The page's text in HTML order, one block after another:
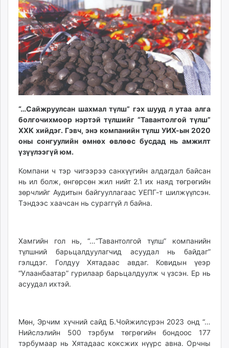
ikon.mn
mnb.mn
Livetv.mn
Eguur.mn
24tsag.mn
shuud.mn
eagle.mn
ergelt.mn
zarig.mn
today.mn
zuv.mn
mminfo.mn
urlag.mn
unen.mn
asu.mn
unuudur.mn
isee.mn
mglradio.com
fact.mn
itoim.mn
times.mn
tvmongolia.mn
“…Сайжруулсан шахмал түлш” гэх шууд л утаа алга
болгочихмоор нэртэй түлшийг “Тавантолгой түлш”
ХХК хийдэг. Гэвч, энэ компанийн түлш УИХ-ын 2020
оны сонгуулийн өмнөх өвлөөс бусдад нь амжилт
үзүүлээгүй юм.
Компани ч тэр чигээрээ санхүүгийн алдагдал байсан
нь ил болж, өнгөрсөн жил нийт 2.1 их наяд төгрөгийн
зөрчлийг Аудитын байгууллагаас УЕПГ-т шилжүүлсэн.
Тэндээс хаачсан нь сураггүй л байна.
Хамгийн гол нь, “…“Тавантолгой түлш” компанийн
түлшний барьцалдуулагчид асуудал нь байдаг”
гэлцдэг. Голдуу Хятадаас авдаг. Ковидын үеэр
“Улаанбаатар” гурилаар барьцалдуулж ч үзсэн. Ер нь
асуудал ихтэй.
Мөн, Эрчим хүчний сайд Б.Чойжилсүрэн 2023 онд “…
Нийслэлийн 500 тэрбум төгрөгийн бондоос 177
тэрбумаар нь Хятадаас коксжих нүүрс авна. Орчны